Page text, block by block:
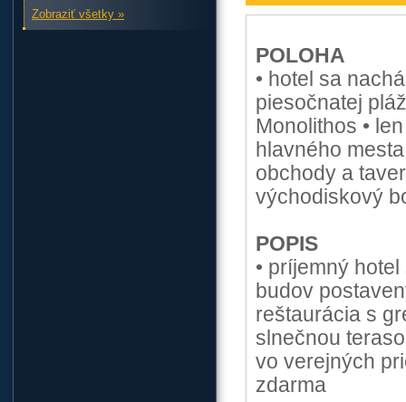
POLOHA
• hotel sa
piesočnatej
Monolithos •
hlavného
obchody a
východiskový
POPIS
• príjemný
budov
reštaurácia s
slnečnou
vo verejných
zdarma
Zobraziť všetky »